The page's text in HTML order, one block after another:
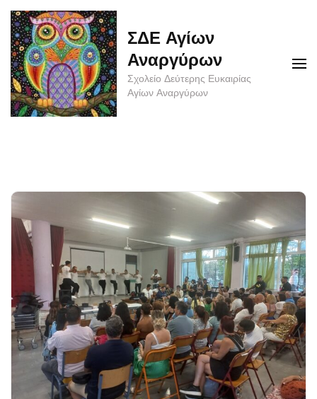
Skip
content
(Press
Enter)
ΣΔΕ Αγίων
Αναργύρων
Σχολείο Δεύτερης Ευκαιρίας
Αγίων Αναργύρων